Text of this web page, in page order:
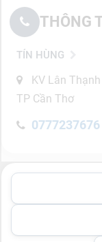
THÔNG
TÍN HÙNG
KV Lân
TP Cần Thơ
0777237676